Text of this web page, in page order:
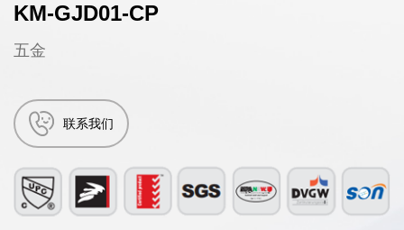
KM-GJD01-CP
五金
联系我们